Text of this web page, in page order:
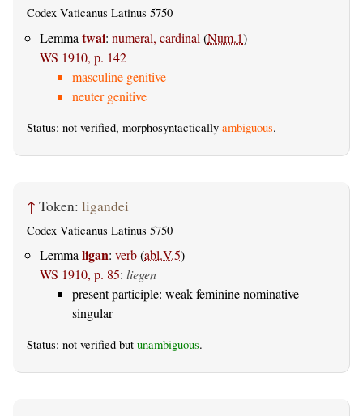
Codex Vaticanus Latinus 5750
Lemma twai: numeral, cardinal (Num.1)
WS 1910, p. 142
masculine genitive
neuter genitive
Status: not verified, morphosyntactically ambiguous.
↑ Token: ligandei
Codex Vaticanus Latinus 5750
Lemma ligan: verb(abl.V.5)
WS 1910, p. 85: liegen
present participle: weak feminine nominative
singular
Status: not verified but unambiguous.